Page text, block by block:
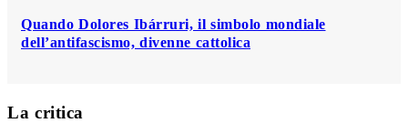
Quando Dolores Ibárruri, il simbolo mondiale
dell’antifascismo, divenne cattolica
La critica